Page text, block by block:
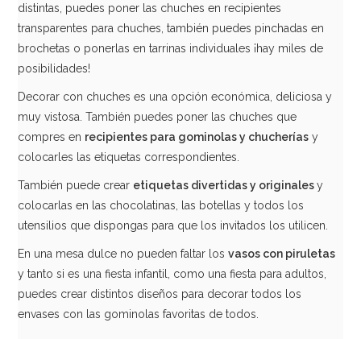
Nubes de Azúcar Multicolor Envase Individual 70 Ud
11,00€
distintas, puedes poner las chuches en recipientes
transparentes para chuches, también puedes pinchadas en
brochetas o ponerlas en tarrinas individuales ¡hay miles de
posibilidades!
Decorar con chuches es una opción económica, deliciosa y
muy vistosa. También puedes poner las chuches que
compres en recipientes para gominolas y chucherías y
colocarles las etiquetas correspondientes.
También puede crear etiquetas divertidas y originalesy
colocarlas en las chocolatinas, las botellas y todos los
utensilios que dispongas para que los invitados los utilicen.
En una mesa dulce no pueden faltar losvasos con piruletas
y tanto si es una fiesta infantil, como una fiesta para adultos,
puedes crear distintos diseños para decorar todos los
envases con las gominolas favoritas de todos.